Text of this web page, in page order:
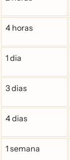
4 horas
1 dia
3 dias
4 dias
1 semana